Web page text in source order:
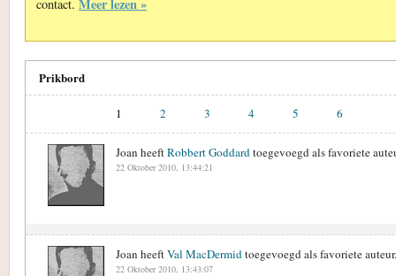
contact.
Prikbord
1 2 3 4 5 6
Joan heeftRobbert Goddard toegevoegd als favoriete
22 Oktober 2010, 13:44:21
Joan heeftVal MacDermid toegevoegd als favoriete auteur.
22 Oktober 2010, 13:43:07